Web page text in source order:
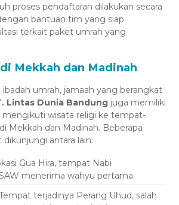
proses pendaftaran dilakukan secara
bantuan tim yang siap
terkait paket umrah yang
Mekkah dan Madinah
ibadah umrah, jamaah yang berangkat
Lintas Dunia Bandung juga memiliki
wisata religi ke tempat-
Mekkah dan Madinah. Beberapa
antara lain:
Gua Hira, tempat Nabi
menerima wahyu pertama.
terjadinya Perang Uhud, salah